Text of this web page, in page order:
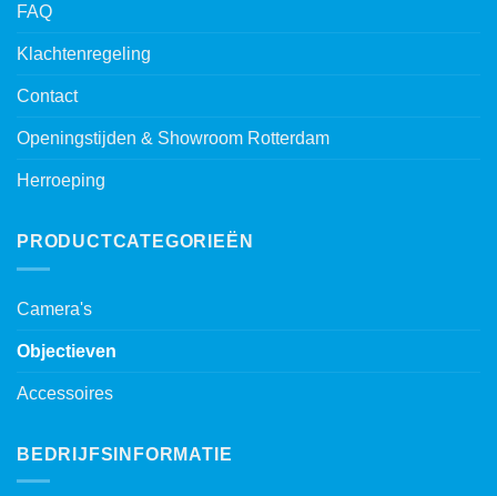
FAQ
Klachtenregeling
Contact
Openingstijden & Showroom Rotterdam
Herroeping
PRODUCTCATEGORIEËN
Camera's
Objectieven
Accessoires
BEDRIJFSINFORMATIE